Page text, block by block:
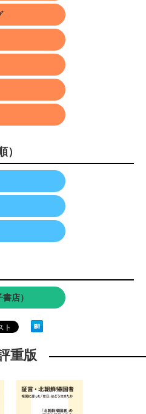
）
店）
重版